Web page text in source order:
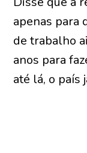
apenas para
de trabalho
anos para
até lá, o país